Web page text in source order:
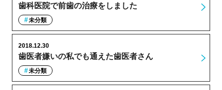
歯科医院で前歯の治療をしました
未分類
歯医者嫌いの私でも通えた歯医者さん
2018.12.30
未分類